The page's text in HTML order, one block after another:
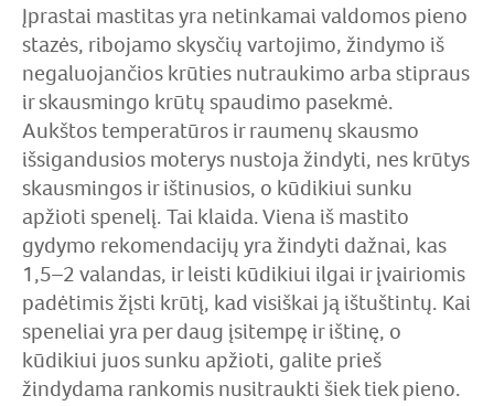
Įprastai mastitas yra netinkamai valdomos pieno
stazės, ribojamo skysčių vartojimo, žindymo iš
negaluojančios krūties nutraukimo arba stipraus
ir skausmingo krūtų spaudimo pasekmė.
Aukštos temperatūros ir raumenų skausmo
išsigandusios moterys nustoja žindyti, nes krūtys
skausmingos ir ištinusios, o kūdikiui sunku
apžioti spenelį. Tai klaida. Viena iš mastito
gydymo rekomendacijų yra žindyti dažnai, kas
1,5–2 valandas, ir leisti kūdikiui ilgai ir įvairiomis
padėtimis žįsti krūtį, kad visiškai ją ištuštintų. Kai
speneliai yra per daug įsitempę ir ištinę, o
kūdikiui juos sunku apžioti, galite prieš
žindydama rankomis nusitraukti šiek tiek pieno.